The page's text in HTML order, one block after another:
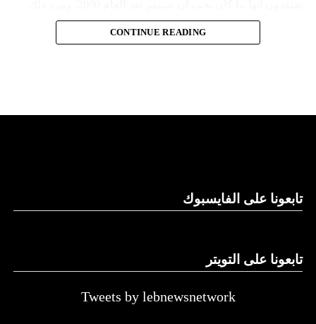
إلى أن المقاومة ضد الاحتلال الإسرائيلي لم تكن يوماً محط
إجماع داخلي، وإن كانت القوى اللبنانية المؤمنة بالصراع ضد
النهار
CONTINUE READING
تابعونا على الفايسبوك
تابعونا على التويتر
Tweets by lebnewsnetwork